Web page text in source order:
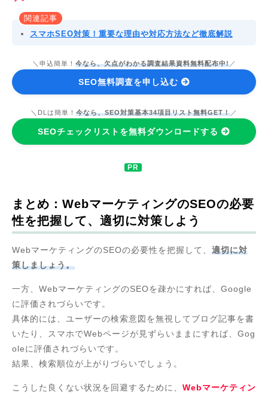
関連記事
スマホSEO対策！重要な理由や対応方法など徹底解説
＼申込簡単！ 今なら、欠点がわかる調査結果資料無料配布中!／
SEO無料調査を申し込む
＼DLは簡単！ 今なら、SEO対策基本34項目リスト無料GET！ ／
SEOチェックリストを無料ダウンロードする
まとめ：WebマーケティングのSEOの必要
性を把握して、適切に対策しよう
WebマーケティングのSEOの必要性を把握して、 適切に対
策しましょう。
一方、WebマーケティングのSEOを疎かにすれば、Google
に評価されづらいです。
具体的には、ユーザーの検索意図を無視してブログ記事を書
いたり、スマホでWebページが見ずらいままにすれば、Gog
oleに評価されづらいです。
結果、検索順位が上がりづらいでしょう。
こうした良くない状況を回避するために、 Webマーケティン